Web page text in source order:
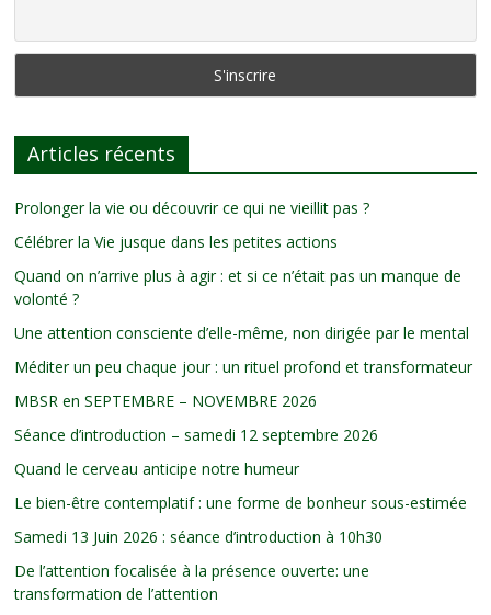
Articles récents
Prolonger la vie ou découvrir ce qui ne vieillit pas ?
Célébrer la Vie jusque dans les petites actions
Quand on n’arrive plus à agir : et si ce n’était pas un manque de
volonté ?
Une attention consciente d’elle-même, non dirigée par le mental
Méditer un peu chaque jour : un rituel profond et transformateur
MBSR en SEPTEMBRE – NOVEMBRE 2026
Séance d’introduction – samedi 12 septembre 2026
Quand le cerveau anticipe notre humeur
Le bien-être contemplatif : une forme de bonheur sous-estimée
Samedi 13 Juin 2026 : séance d’introduction à 10h30
De l’attention focalisée à la présence ouverte: une
transformation de l’attention